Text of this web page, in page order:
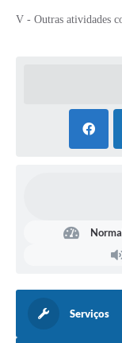
V - Outras atividades
Serviços